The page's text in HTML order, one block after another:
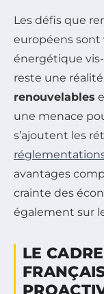
Les défis que
européens sont
énergétique
reste une
renouvelables
une menace
s’ajoutent les
avantages
crainte des
également sur
LE